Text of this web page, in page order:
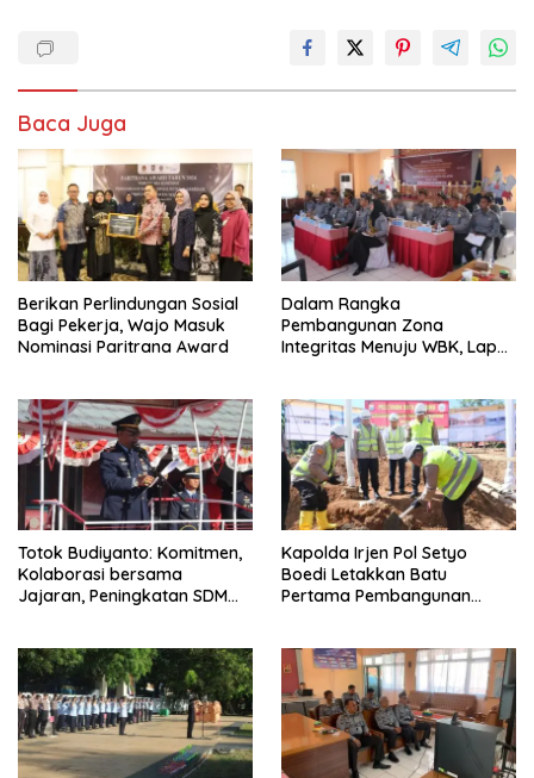
Baca Juga
Berikan Perlindungan Sosial
Bagi Pekerja, Wajo Masuk
Nominasi Paritrana Award
Dalam Rangka
Pembangunan Zona
Integritas Menuju WBK, Lapas
Tim Penilai Mandiri
Totok Budiyanto: Komitmen,
Kolaborasi bersama
Jajaran, Peningkatan SDM
Kapolda Irjen Pol Setyo
Boedi Letakkan Batu
Pertama Pembangunan